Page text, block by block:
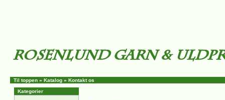
Til toppen » Katalog » Kontakt os
Kategorier